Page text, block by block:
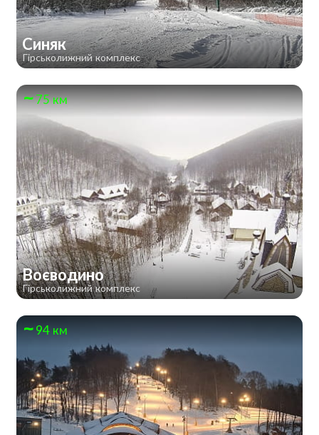
Синяк
Гірськолижний комплекс
75 км
Воєводино
Гірськолижний комплекс
94 км